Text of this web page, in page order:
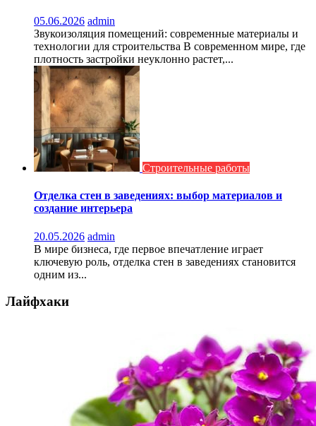
05.06.2026 admin
Звукоизоляция помещений: современные материалы и
технологии для строительства В современном мире, где
плотность застройки неуклонно растет,...
Строительные работы
Отделка стен в заведениях: выбор материалов и
создание интерьера
20.05.2026 admin
В мире бизнеса, где первое впечатление играет
ключевую роль, отделка стен в заведениях становится
одним из...
Лайфхаки